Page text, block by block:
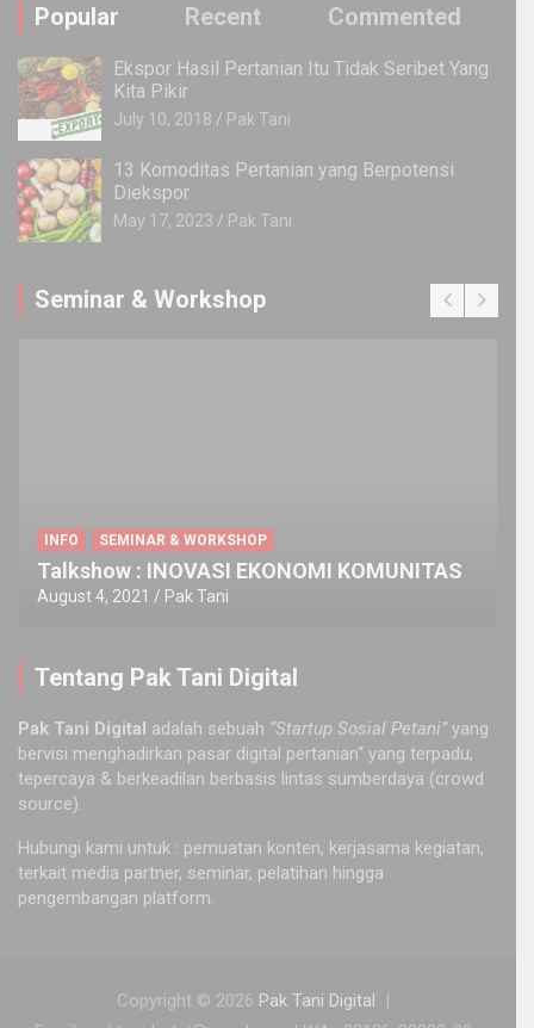
Popular Recent Commented
Ekspor Hasil Pertanian Itu Tidak Seribet Yang
Kita Pikir
July 10, 2018 Pak Tani
13 Komoditas Pertanian yang Berpotensi
Diekspor
May 17, 2023 Pak Tani
Seminar & Workshop
INFO SEMINAR & WORKSHOP
Talkshow : INOVASI EKONOMI KOMUNITAS
August 4, 2021 Pak Tani
Tentang Pak Tani Digital
Pak Tani Digital adalah sebuah “Startup Sosial Petani”yang
bervisi menghadirkan pasar digital pertanian“ yang terpadu,
tepercaya & berkeadilan berbasis lintas sumberdaya (crowd
source).
Hubungi kami untuk : pemuatan konten, kerjasama kegiatan,
terkait media partner, seminar, pelatihan hingga
pengembangan platform.
Copyright © 2026 Pak Tani Digital